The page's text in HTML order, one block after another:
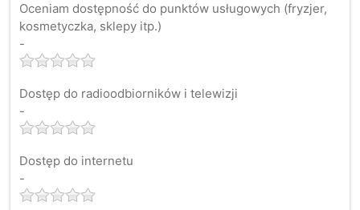
Oceniam dostępność do punktów usługowych (fryzjer,
kosmetyczka, sklepy itp.)
-
Dostęp do radioodbiorników i telewizji
-
Dostęp do internetu
-